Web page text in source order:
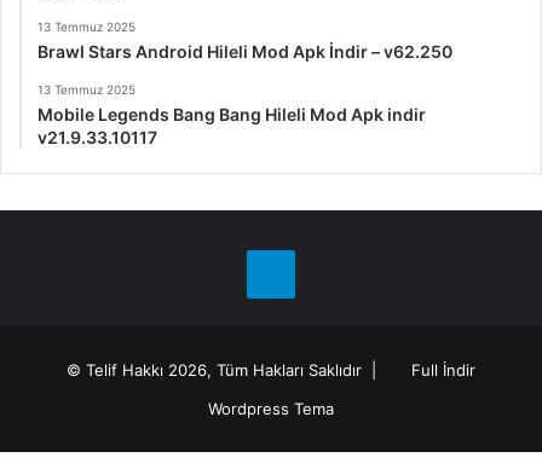
13 Temmuz 2025
Brawl Stars Android Hileli Mod Apk İndir – v62.250
13 Temmuz 2025
Mobile Legends Bang Bang Hileli Mod Apk indir
v21.9.33.10117
© Telif Hakkı 2026, Tüm Hakları Saklıdır |
Full İndir
Wordpress Tema